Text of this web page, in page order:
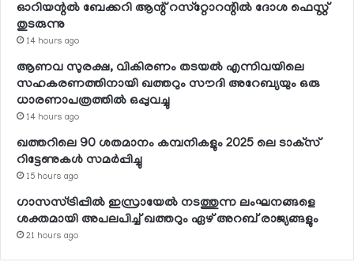
ഓറിയന്റല്‍ ബേക്കറി ആന്റ് റസ്‌റ്റോറന്റില്‍ ദോശ ഫെസ്റ്റ്
തുടരുന്നു
14 hours ago
ആണവ സുരക്ഷ, വികിരണം തടയല്‍ എന്നിവയിലെ
സഹകരണത്തിനായി ഖത്തറും സൗദി അറേബ്യയും ഒരു
ധാരണാപത്രത്തില്‍ ഒപ്പുവച്ചു
14 hours ago
ഖത്തറിലെ 90 ശതമാനം കമ്പനികളും 2025 ലെ ടാക്‌സ്
റിട്ടേണുകള്‍ സമര്‍പ്പിച്ചു
15 hours ago
ഗാസസ്ട്രിപ്പില്‍ ഇസ്രായേല്‍ നടത്തുന്ന ലംഘനങ്ങളെ
ശക്തമായി അപലപിച്ച് ഖത്തറും ഏഴ് അറബ് രാജ്യങ്ങളും
21 hours ago